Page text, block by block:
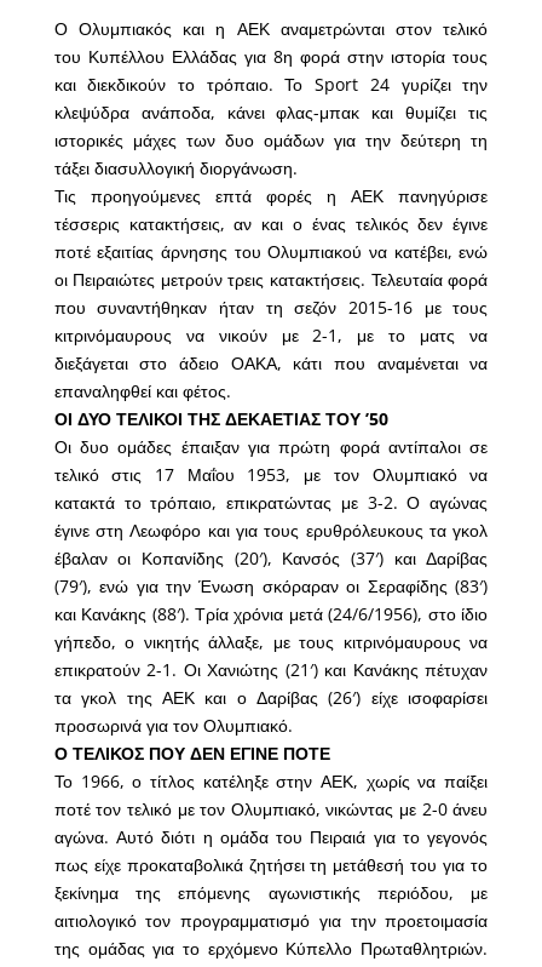
Ο Ολυμπιακός και η ΑΕΚ αναμετρώνται στον τελικό
του Κυπέλλου Ελλάδας για 8η φορά στην ιστορία τους
και διεκδικούν το τρόπαιο. Το Sport 24 γυρίζει την
κλεψύδρα ανάποδα, κάνει φλας-μπακ και θυμίζει τις
ιστορικές μάχες των δυο ομάδων για την δεύτερη τη
τάξει διασυλλογική διοργάνωση.
Τις προηγούμενες επτά φορές η ΑΕΚ πανηγύρισε
τέσσερις κατακτήσεις, αν και ο ένας τελικός δεν έγινε
ποτέ εξαιτίας άρνησης του Ολυμπιακού να κατέβει, ενώ
οι Πειραιώτες μετρούν τρεις κατακτήσεις. Τελευταία φορά
που συναντήθηκαν ήταν τη σεζόν 2015-16 με τους
κιτρινόμαυρους να νικούν με 2-1, με το ματς να
διεξάγεται στο άδειο ΟΑΚΑ, κάτι που αναμένεται να
επαναληφθεί και φέτος.
ΟΙ ΔΥΟ ΤΕΛΙΚΟΙ ΤΗΣ ΔΕΚΑΕΤΙΑΣ ΤΟΥ ’50
Οι δυο ομάδες έπαιξαν για πρώτη φορά αντίπαλοι σε
τελικό στις 17 Μαΐου 1953, με τον Ολυμπιακό να
κατακτά το τρόπαιο, επικρατώντας με 3-2. Ο αγώνας
έγινε στη Λεωφόρο και για τους ερυθρόλευκους τα γκολ
έβαλαν οι Κοπανίδης (20′), Κανσός (37′) και Δαρίβας
(79′), ενώ για την Ένωση σκόραραν οι Σεραφίδης (83′)
και Κανάκης (88′). Τρία χρόνια μετά (24/6/1956), στο ίδιο
γήπεδο, ο νικητής άλλαξε, με τους κιτρινόμαυρους να
επικρατούν 2-1. Οι Χανιώτης (21′) και Κανάκης πέτυχαν
τα γκολ της ΑΕΚ και ο Δαρίβας (26′) είχε ισοφαρίσει
προσωρινά για τον Ολυμπιακό.
Ο ΤΕΛΙΚΟΣ ΠΟΥ ΔΕΝ ΕΓΙΝΕ ΠΟΤΕ
Το 1966, ο τίτλος κατέληξε στην ΑΕΚ, χωρίς να παίξει
ποτέ τον τελικό με τον Ολυμπιακό, νικώντας με 2-0 άνευ
αγώνα. Αυτό διότι η ομάδα του Πειραιά για το γεγονός
πως είχε προκαταβολικά ζητήσει τη μετάθεσή του για το
ξεκίνημα της επόμενης αγωνιστικής περιόδου, με
αιτιολογικό τον προγραμματισμό για την προετοιμασία
της ομάδας για το ερχόμενο Κύπελλο Πρωταθλητριών.